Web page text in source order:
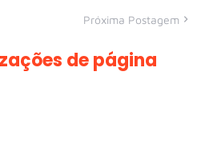
Próxima Postagem
de página